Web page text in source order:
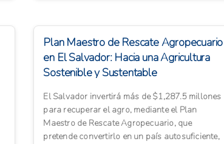
Plan Maestro de Rescate Agropecuario
en El Salvador: Hacia una Agricultura
Sostenible y Sustentable
El Salvador invertirá más de $1,287.5 millones
para recuperar el agro, mediante el Plan
Maestro de Rescate Agropecuario, que
pretende convertirlo en un país autosuficiente,